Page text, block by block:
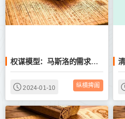
权谋模型：马斯洛的需求层次理论——鬼谷子权谋术：读人性、读权谋、读纵横
2024-01-10 纵横捭阖